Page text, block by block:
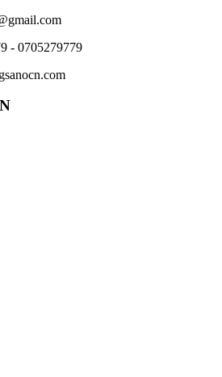
- 0705279779